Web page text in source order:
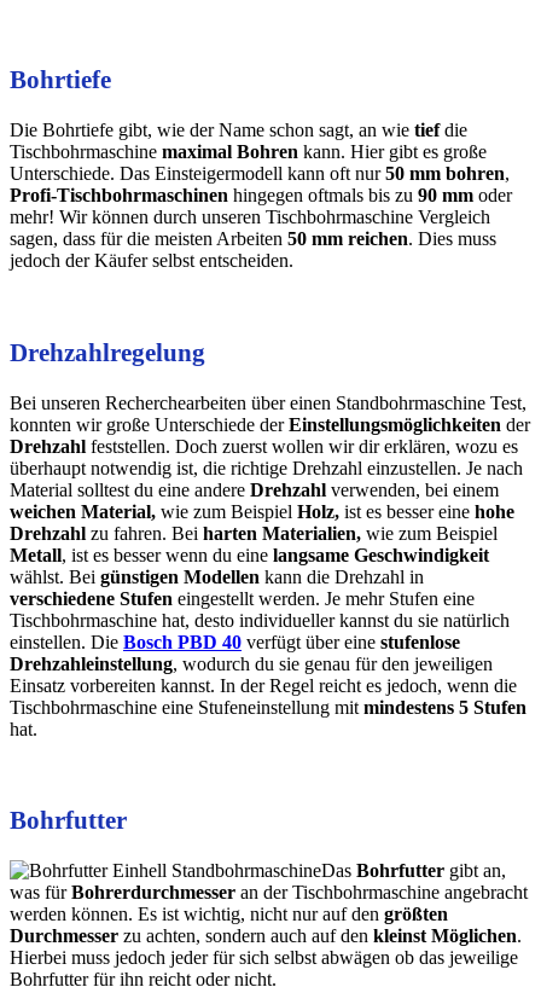
Bohrtiefe
Die Bohrtiefe gibt, wie der Name schon sagt, an wie tiefdie
Tischbohrmaschine maximal Bohren kann. Hier gibt es große
Unterschiede. Das Einsteigermodell kann oft nur50 mm bohren,
Profi-Tischbohrmaschinen hingegen oftmals bis zu 90 mm oder
mehr! Wir können durch unseren Tischbohrmaschine Vergleich
sagen, dass für die meisten Arbeiten 50 mm reichen. Dies muss
jedoch der Käufer selbst entscheiden.
Drehzahlregelung
Bei unseren Recherchearbeiten über einen Standbohrmaschine Test,
konnten wir große Unterschiede derEinstellungsmöglichkeiten der
Drehzahl feststellen. Doch zuerst wollen wir dir erklären, wozu es
überhaupt notwendig ist, die richtige Drehzahl einzustellen. Je nach
Material solltest du eine andere Drehzahl verwenden, bei einem
weichen Material, wie zum Beispiel Holz, ist es besser eine hohe
Drehzahl zu fahren. Bei harten Materialien, wie zum Beispiel
Metall, ist es besser wenn du eine langsame Geschwindigkeit
wählst. Bei günstigen Modellen kann die Drehzahl in
verschiedene Stufen eingestellt werden. Je mehr Stufen eine
Tischbohrmaschine hat, desto individueller kannst du sie natürlich
einstellen. Die Bosch PBD 40 verfügt über eine stufenlose
Drehzahleinstellung, wodurch du sie genau für den jeweiligen
Einsatz vorbereiten kannst. In der Regel reicht es jedoch, wenn die
Tischbohrmaschine eine Stufeneinstellung mit mindestens 5 Stufen
hat.
Bohrfutter
Das Bohrfutter gibt an,
was fürBohrerdurchmesser an der Tischbohrmaschine angebracht
werden können. Es ist wichtig, nicht nur auf den größten
Durchmesser zu achten, sondern auch auf den kleinst Möglichen.
Hierbei muss jedoch jeder für sich selbst abwägen ob das jeweilige
Bohrfutter für ihn reicht oder nicht.